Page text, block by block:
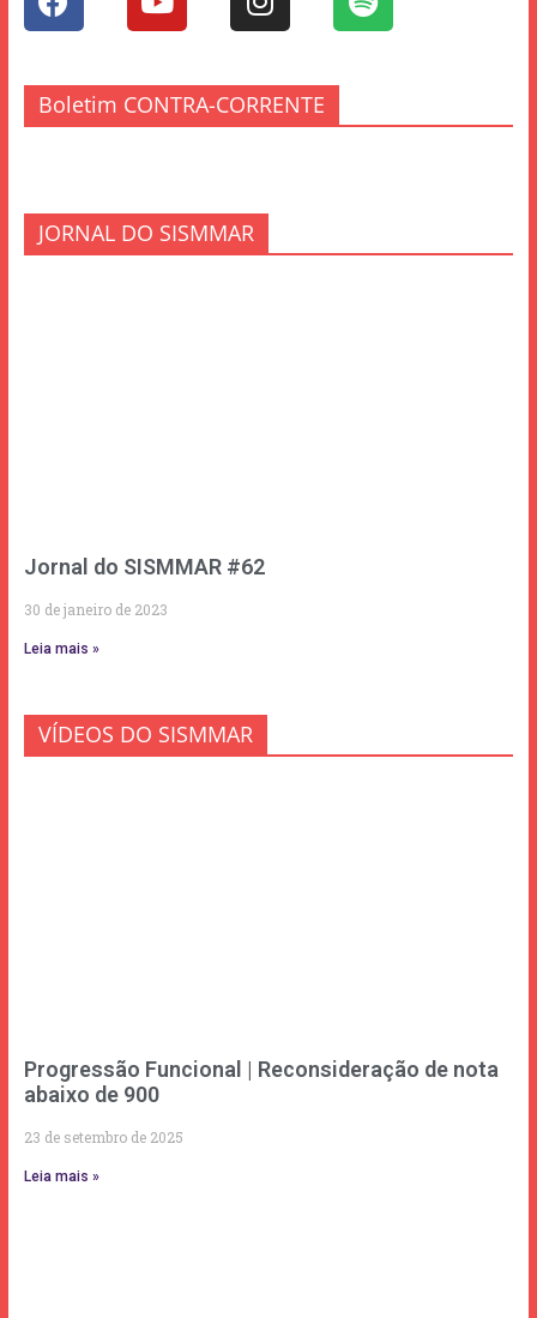
Boletim CONTRA-CORRENTE
JORNAL DO SISMMAR
Jornal do SISMMAR #62
30 de janeiro de 2023
Leia mais »
VÍDEOS DO SISMMAR
Progressão Funcional | Reconsideração de nota
abaixo de 900
23 de setembro de 2025
Leia mais »